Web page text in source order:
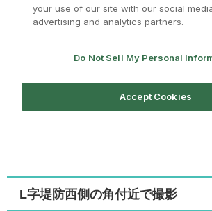
L字堤防西側の角付近で撮影